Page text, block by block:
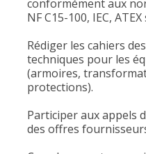
conformément aux
NF C15-100, IEC,
Rédiger les cahiers
techniques pour les
(armoires,
protections).
Participer aux appels
des offres